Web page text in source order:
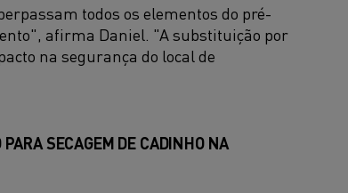
todos os elementos do pré-
afirma Daniel. "A substituição por
na segurança do local de
SECAGEM DE CADINHO NA